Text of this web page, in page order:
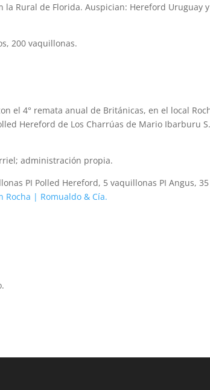
la Rural de Florida. Auspician: Hereford Uruguay y
200 vaquillonas.
el 4° remata anual de Británicas, en el local
Hereford de Los Charrúas de Mario Ibarburu
administración propia.
PI Polled Hereford, 5 vaquillonas PI Angus, 35
Rocha | Romualdo & Cía.